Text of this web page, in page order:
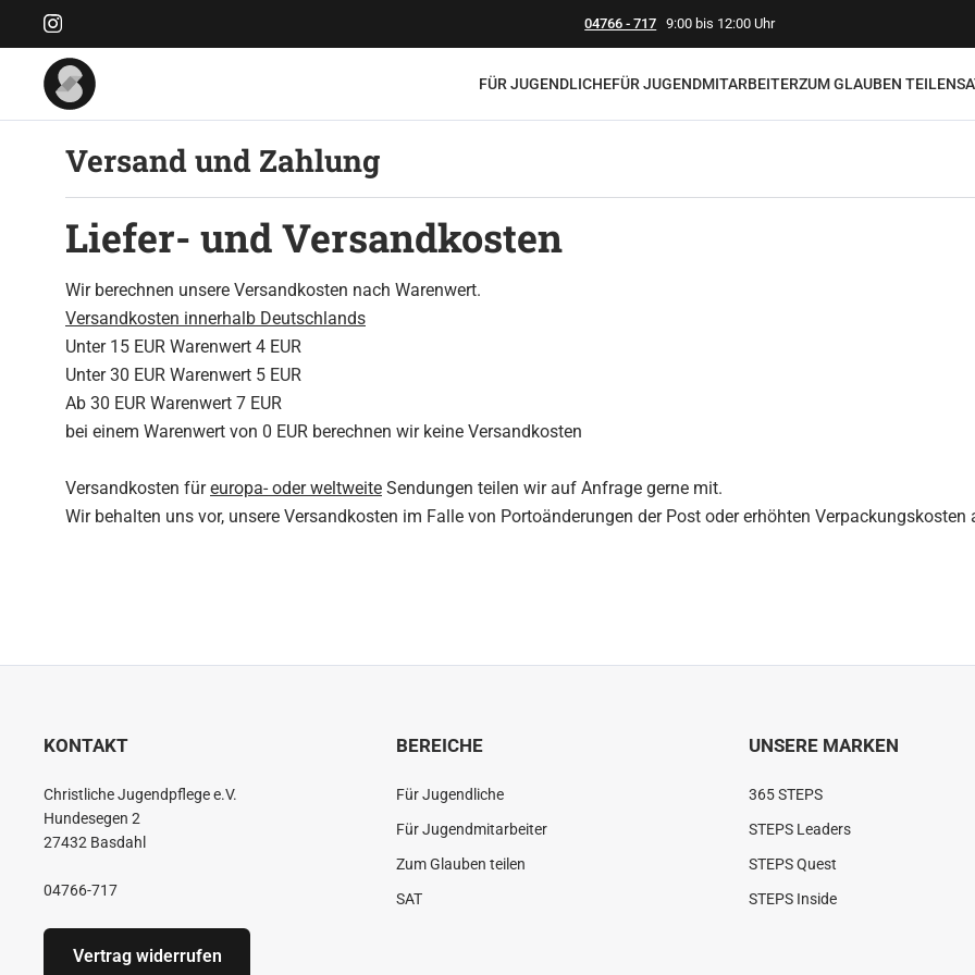
04766 - 717 9:00 bis 12:00 Uhr
FÜR JUGENDLICHEFÜR JUGENDMITARBEITERZUM GLAUBEN TEILEN
Versand und Zahlung
Liefer- und Versandkosten
Wir berechnen unsere Versandkosten nach Warenwert.
Versandkosten innerhalb Deutschlands
Unter 15 EUR Warenwert 4 EUR
Unter 30 EUR Warenwert 5 EUR
Ab 30 EUR Warenwert 7 EUR
bei einem Warenwert von 0 EUR berechnen wir keine Versandkosten
Versandkosten füreuropa- oder weltweite Sendungen teilen wir auf Anfrage gerne mit.
Wir behalten uns vor, unsere Versandkosten im Falle von Portoänderungen der Post oder erhöhten Verpackungskosten
KONTAKT
Christliche Jugendpflege e.V.
Hundesegen 2
27432 Basdahl
04766-717
Vertrag widerrufen
BEREICHE
Für Jugendliche
Für Jugendmitarbeiter
Zum Glauben teilen
SAT
UNSERE MARKEN
365 STEPS
STEPS Leaders
STEPS Quest
STEPS Inside